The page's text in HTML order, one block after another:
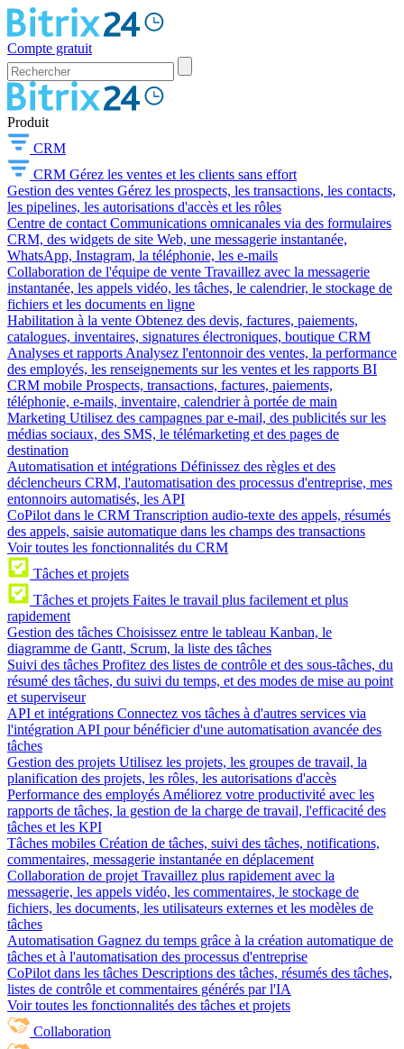
Compte gratuit
Produit
CRM
CRM Gérez les ventes et les clients sans effort
Gestion des ventes Gérez les prospects, les transactions, les contacts,
les pipelines, les autorisations d'accès et les rôles
Centre de contact Communications omnicanales via des formulaires
CRM, des widgets de site Web, une messagerie instantanée,
WhatsApp, Instagram, la téléphonie, les e-mails
Collaboration de l'équipe de vente Travaillez avec la messagerie
instantanée, les appels vidéo, les tâches, le calendrier, le stockage de
fichiers et les documents en ligne
Habilitation à la vente Obtenez des devis, factures, paiements,
catalogues, inventaires, signatures électroniques, boutique CRM
Analyses et rapports Analysez l'entonnoir des ventes, la performance
des employés, les renseignements sur les ventes et les rapports BI
CRM mobile Prospects, transactions, factures, paiements,
téléphonie, e-mails, inventaire, calendrier à portée de main
Marketing Utilisez des campagnes par e-mail, des publicités sur les
médias sociaux, des SMS, le télémarketing et des pages de
destination
Automatisation et intégrations Définissez des règles et des
déclencheurs CRM, l'automatisation des processus d'entreprise, mes
entonnoirs automatisés, les API
CoPilot dans le CRM Transcription audio-texte des appels, résumés
des appels, saisie automatique dans les champs des transactions
Voir toutes les fonctionnalités du CRM
Tâches et projets
Tâches et projets Faites le travail plus facilement et plus
rapidement
Gestion des tâches Choisissez entre le tableau Kanban, le
diagramme de Gantt, Scrum, la liste des tâches
Suivi des tâches Profitez des listes de contrôle et des sous-tâches, du
résumé des tâches, du suivi du temps, et des modes de mise au point
et superviseur
API et intégrations Connectez vos tâches à d'autres services via
l'intégration API pour bénéficier d'une automatisation avancée des
tâches
Gestion des projets Utilisez les projets, les groupes de travail, la
planification des projets, les rôles, les autorisations d'accès
Performance des employés Améliorez votre productivité avec les
rapports de tâches, la gestion de la charge de travail, l'efficacité des
tâches et les KPI
Tâches mobiles Création de tâches, suivi des tâches, notifications,
commentaires, messagerie instantanée en déplacement
Collaboration de projet Travaillez plus rapidement avec la
messagerie, les appels vidéo, les commentaires, le stockage de
fichiers, les documents, les utilisateurs externes et les modèles de
tâches
Automatisation Gagnez du temps grâce à la création automatique de
tâches et à l'automatisation des processus d'entreprise
CoPilot dans les tâches Descriptions des tâches, résumés des tâches,
listes de contrôle et commentaires générés par l'IA
Voir toutes les fonctionnalités des tâches et projets
Collaboration